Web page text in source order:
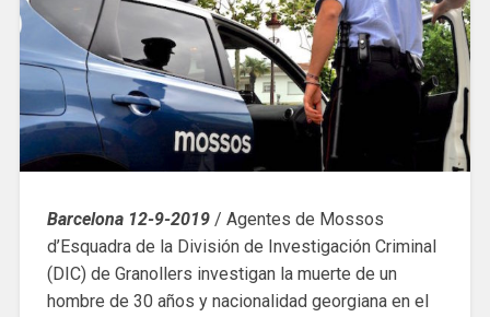
Barcelona 12-9-2019/ Agentes de Mossos
d’Esquadra de la División de Investigación Criminal
(DIC) de Granollers investigan la muerte de un
hombre de 30 años y nacionalidad georgiana en el